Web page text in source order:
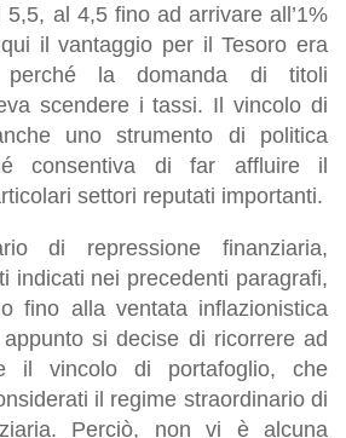
al 4,5 fino ad arrivare all’1%
il vantaggio per il Tesoro era
perché la domanda di titoli
scendere i tassi. Il vincolo di
uno strumento di politica
consentiva di far affluire il
settori reputati importanti.
di repressione finanziaria,
indicati nei precedenti paragrafi,
fino alla ventata inflazionistica
si decise di ricorrere ad
il vincolo di portafoglio, che
il regime straordinario di
Perciò, non vi è alcuna